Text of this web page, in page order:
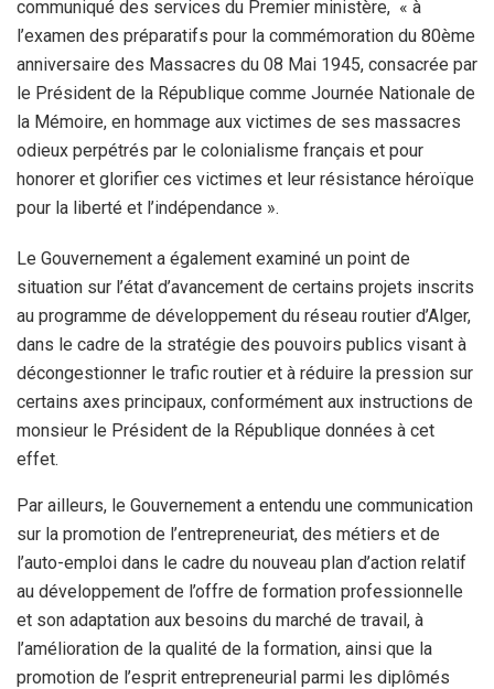
communiqué des services du Premier ministère, « à
l’examen des préparatifs pour la commémoration du 80ème
anniversaire des Massacres du 08 Mai 1945, consacrée par
le Président de la République comme Journée Nationale de
la Mémoire, en hommage aux victimes de ses massacres
odieux perpétrés par le colonialisme français et pour
honorer et glorifier ces victimes et leur résistance héroïque
pour la liberté et l’indépendance ».
Le Gouvernement a également examiné un point de
situation sur l’état d’avancement de certains projets inscrits
au programme de développement du réseau routier d’Alger,
dans le cadre de la stratégie des pouvoirs publics visant à
décongestionner le trafic routier et à réduire la pression sur
certains axes principaux, conformément aux instructions de
monsieur le Président de la République données à cet
effet.
Par ailleurs, le Gouvernement a entendu une communication
sur la promotion de l’entrepreneuriat, des métiers et de
l’auto-emploi dans le cadre du nouveau plan d’action relatif
au développement de l’offre de formation professionnelle
et son adaptation aux besoins du marché de travail, à
l’amélioration de la qualité de la formation, ainsi que la
promotion de l’esprit entrepreneurial parmi les diplômés